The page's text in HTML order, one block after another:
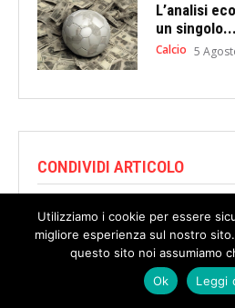
L’analisi
un singolo...
Calcio 5
CONDIVIDI ARTICOLO
Utilizziamo i cookie per essere
migliore esperienza sul nostro
questo sito noi assumiamo
Ok
Leggi